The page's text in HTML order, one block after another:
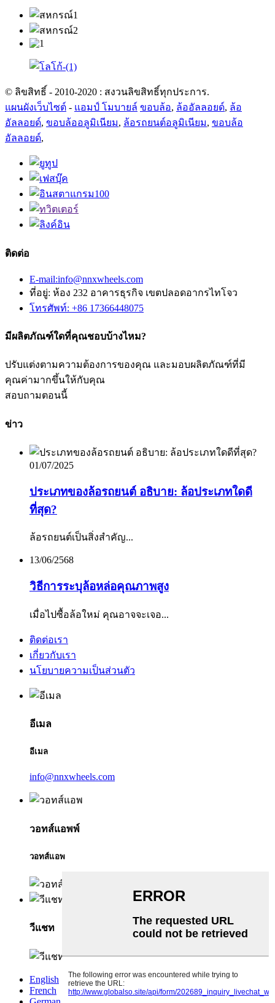
© ลิขสิทธิ์ - 2010-2020 : สงวนลิขสิทธิ์ทุกประการ.
แผนผังเว็บไซต์ - แอมป์ โมบายล์ ขอบล้อ, ล้ออัลลอยด์, ล้อ
อัลลอยด์, ขอบล้ออลูมิเนียม, ล้อรถยนต์อลูมิเนียม, ขอบล้อ
อัลลอยด์,
ติดต่อ
E-mail:info@nnxwheels.com
ที่อยู่: ห้อง 232 อาคารธุรกิจ เขตปลอดอากรไทโจว
โทรศัพท์: +86 17366448075
มีผลิตภัณฑ์ใดที่คุณชอบบ้างไหม?
ปรับแต่งตามความต้องการของคุณ และมอบผลิตภัณฑ์ที่มี
คุณค่ามากขึ้นให้กับคุณ
สอบถามตอนนี้
ข่าว
01/07/2025
ประเภทของล้อรถยนต์ อธิบาย: ล้อประเภทใดดี
ที่สุด?
ล้อรถยนต์เป็นสิ่งสำคัญ...
13/06/2568
วิธีการระบุล้อหล่อคุณภาพสูง
เมื่อไปซื้อล้อใหม่ คุณอาจจะเจอ...
ติดต่อเรา
เกี่ยวกับเรา
นโยบายความเป็นส่วนตัว
อีเมล
อีเมล
info@nnxwheels.com
วอทส์แอพพ์
วอทส์แอพ
วีแชท
English
French